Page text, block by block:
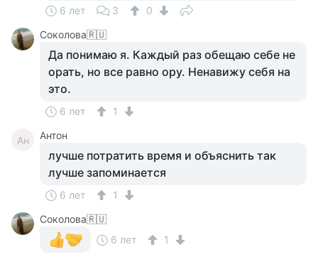
6 лет 3
0
Соколова🇷🇺
Да понимаю я. Каждый раз обещаю себе не
орать, но все равно ору. Ненавижу себя на
это.
6 лет 1
Ан Антон
лучше потратить время и объяснить так
лучше запоминается
6 лет
1
Соколова🇷🇺
6 лет
1